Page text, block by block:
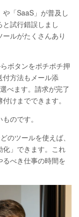
「SaaS」が普及し
試行錯誤しまし
ルがたくさんあり
ボタンをポチポチ押
付方法もメール添
べます。請求が完了
けまでできます。
のです。
のツールを使えば、
」できます。これ
べき仕事の時間を